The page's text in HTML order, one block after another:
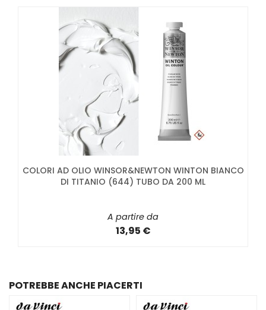
COLORI AD OLIO WINSOR&NEWTON WINTON BIANCO
DI TITANIO (644) TUBO DA 200 ML
A partire da
13,95 €
POTREBBE ANCHE PIACERTI